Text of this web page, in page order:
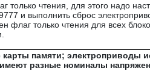
только чтения, для этого надо
и выполнить сброс
флаг только чтения для всех
памяти; электроприводы
имеют разные номиналы